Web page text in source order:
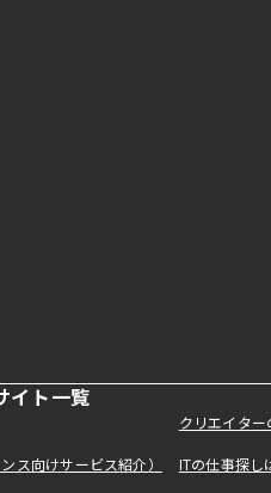
イト一覧
クリエイタ
ス向けサービス紹介） ITの仕事探